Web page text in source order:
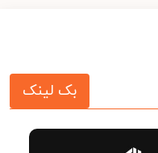
بک لینک